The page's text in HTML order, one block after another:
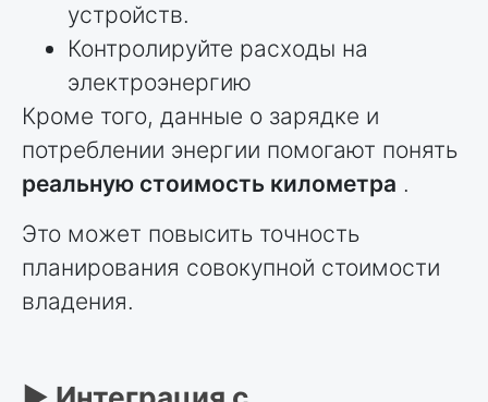
устройств.
Контролируйте расходы на
электроэнергию
Кроме того, данные о зарядке и
потреблении энергии помогают понять
реальную стоимость километра .
Это может повысить точность
планирования совокупной стоимости
владения.